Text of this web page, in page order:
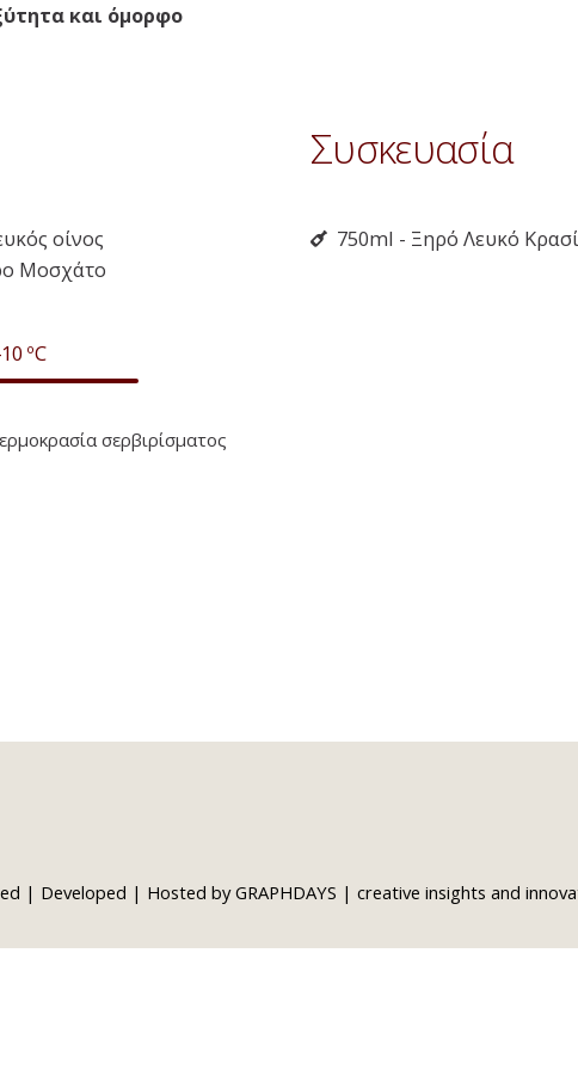
και όμορφο
οίνος
Μοσχάτο
ºC
σερβιρίσματος
Συσκευασία
750ml - Ξηρό Λευκό
Τα κρασιά μας
Το καλάθι μου
| Developed | Hosted byGRAPHDAYS | creative insights and